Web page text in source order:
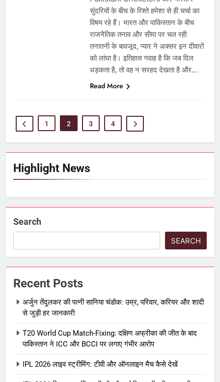
Highlight News
सुंदरियों के बीच के रिश्ते हमेशा से ही चर्चा का
विषय रहे हैं। भारत और पाकिस्तान के बीच
राजनैतिक तनाव और सीमा पर चल रही
तनातनी के बावजूद, प्यार ने अक्सर इन दीवारों
को लांघा है। इतिहास गवाह है कि जब दिल
धड़कता है, तो वह न सरहद देखता है और…
Read More
1 2 3 4
Search
SEARCH
Recent Posts
अर्जुन तेंदुलकर की पत्नी सानिया चंडोक: उम्र, परिवार, करियर और शादी
से जुड़ी हर जानकारी
T20 World Cup Match-Fixing: दक्षिण अफ्रीका की जीत के बाद
पाकिस्तान ने ICC और BCCI पर लगाए गंभीर आरोप
IPL 2026 लाइव स्ट्रीमिंग: टीवी और ऑनलाइन मैच कैसे देखें
5
IPL Net Worth 2026: 18.5 अरब डॉलर